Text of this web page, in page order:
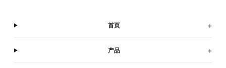
首页 +
产品 +